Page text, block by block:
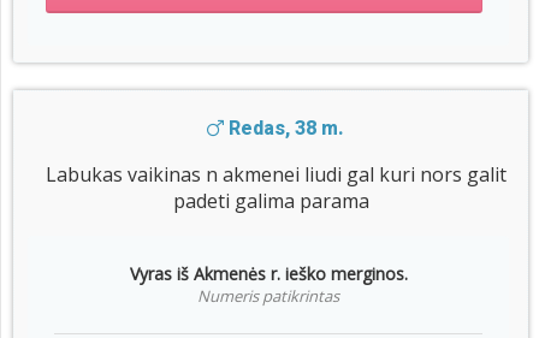
Redas, 38 m.
Labukas vaikinas n akmenei liudi gal kuri nors galit
padeti galima parama
Vyras iš Akmenės r. ieško merginos.
Numeris patikrintas